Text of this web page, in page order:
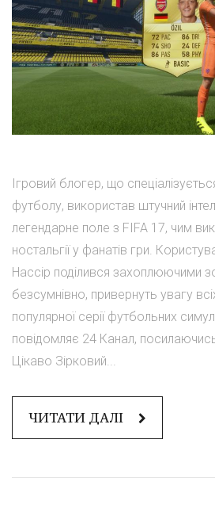
Ігровий блогер, що
футболу, використав штучний
легендарне поле з FIFA 17, чим
ностальгії у фанатів гри.
Нассір поділився захоплюючими
безсумнівно, привернуть увагу
популярної серії футбольних
повідомляє 24 Канал,
Цікаво Зірковий...
ЧИТАТИ ДАЛІ